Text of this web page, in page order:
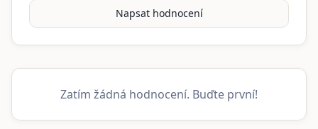
Napsat hodnocení
Zatím žádná hodnocení. Buďte první!